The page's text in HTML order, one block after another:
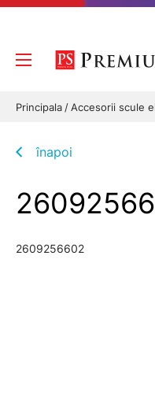
Principala Accesorii scule
înapoi
2609256602